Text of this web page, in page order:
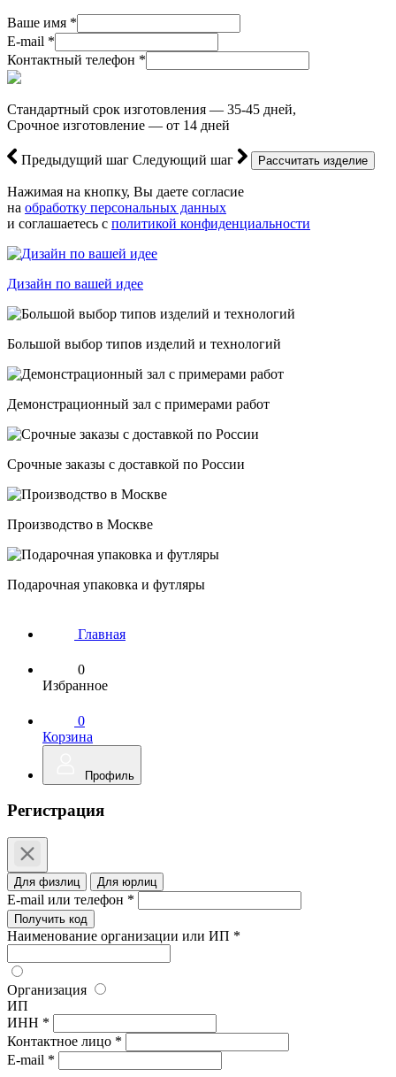
Ваше имя *
E-mail *
Контактный телефон *
Стандартный срок изготовления — 35-45 дней,
Срочное изготовление — от 14 дней
Предыдущий шаг Следующий шаг
Нажимая на кнопку, Вы даете согласие
на обработку персональных данных
и соглашаетесь с политикой конфиденциальности
Дизайн по вашей идее
Большой выбор типов изделий и технологий
Демонстрационный зал с примерами работ
Срочные заказы с доставкой по России
Производство в Москве
Подарочная упаковка и футляры
Главная
0
Избранное
0
Корзина
Профиль
Регистрация
Для физлиц Для юрлиц
E-mail или телефон *
Получить код
Наименование организации или ИП *
Организация
ИП
ИНН *
Контактное лицо *
E-mail *